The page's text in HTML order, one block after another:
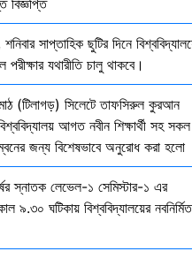
বিজ্ঞপ্তি
সাপ্তাহিক ছুটির দিনে
যথারীতি চালু থাকবে।
(টিলাগড়) সিলেটে তাফসিরুল কুরআন
আগত নবীন শিক্ষার্থী সহ সকল
জন্য বিশেষভাবে অনুরোধ করা হলো
স্নাতক লেভেল-১ সেমিস্টার-১ এর
৯.৩০ ঘটিকায় বিশ্ববিদ্যালয়ের নবনির্মিত